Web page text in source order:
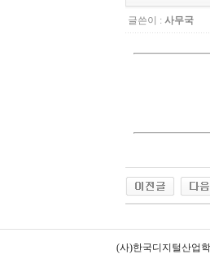
글쓴이 : 사무국
(사)한국디지털산업